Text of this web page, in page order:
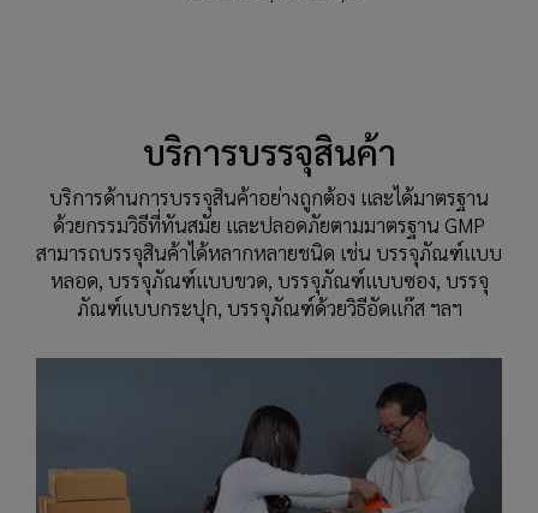
บริการบรรจุสินค้า
บริการด้านการบรรจุสินค้าอย่างถูกต้อง และได้มาตรฐาน
ด้วยกรรมวิธีที่ทันสมัย และปลอดภัยตามมาตรฐาน GMP
สามารถบรรจุสินค้าได้หลากหลายชนิด เช่น บรรจุภัณฑ์แบบ
หลอด, บรรจุภัณฑ์แบบขวด, บรรจุภัณฑ์แบบซอง, บรรจุ
ภัณฑ์แบบกระปุก, บรรจุภัณฑ์ด้วยวิธีอัดแก๊ส ฯลฯ